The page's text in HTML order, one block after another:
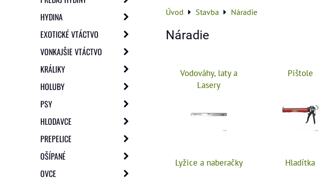
Úvod Stavba Náradie
Náradie
Vodováhy, laty a
Lasery
Pištole
Lyžice a naberačky Hladítka
HYDINA
EXOTICKÉ VTÁCTVO
VONKAJŠIE VTÁCTVO
KRÁLIKY
HOLUBY
PSY
HLODAVCE
PREPELICE
OŠÍPANÉ
OVCE